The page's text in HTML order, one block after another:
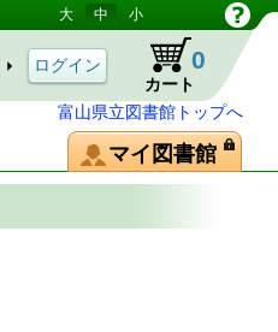
大 中 小
カート
0
富山県立図書館トップへ
マイ図書館